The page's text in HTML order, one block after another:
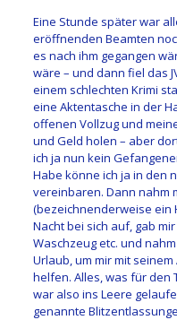
Eine Stunde später war
eröffnenden Beamten
es nach ihm gegangen
wäre – und dann fiel das
einem schlechten Krimi
eine Aktentasche in der
offenen Vollzug und
und Geld holen – aber
ich ja nun kein
Habe könne ich ja in den
vereinbaren. Dann nahm
(bezeichnenderweise ein
Nacht bei sich auf, gab
Waschzeug etc. und
Urlaub, um mir mit
helfen. Alles, was für den
war also ins Leere
genannte